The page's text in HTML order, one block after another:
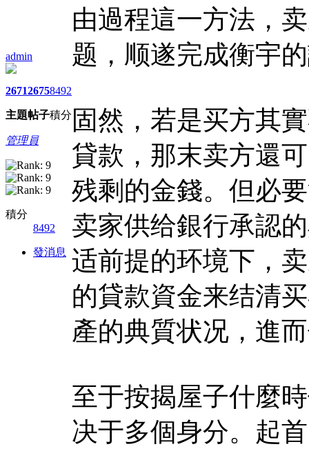
admin
2671
主題
2675
帖子
8492
積分
管理員
積分
8492
發消息
由過程這一方法，
题，顺遂完成衡宇
固然，若是买方其
貸款，那末卖方還
残剩的金錢。但必
卖家供给銀行承認
适前提的环境下，
的貸款資金来结清
產的典質状况，進
至于按揭屋子什麼
决于多個身分。起